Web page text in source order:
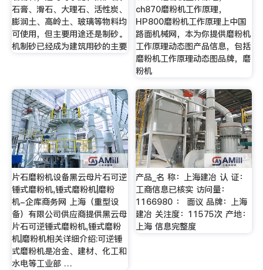
石膏、滑石、大理石、活性炭、
膨润土、高岭土、玻璃等物料均
可使用，但主要用途还是制砂。
机制砂已经成为建筑用砂的主要
ch870磨粉机工作原理，
HP800磨粉机工作原理上中国
路面机械网，本为你提供磨粉机
工作原理动态图产品信息，包括
磨粉机工作原理动态图品牌，磨
粉机
片石磨粉机设备黑云母片石可逆
锤式磨粉机,锤式磨粉机|磨粉
机-企库商务网 上海（重型设
备）有限公司供应商提供黑云母
片石可逆锤式磨粉机,锤式磨粉
机|磨粉机相关详细介绍:可逆锤
式磨粉机是冶金、建材、化工和
水电等工业部 …
产品_名 称：上海建冶 认 证：
工商信息已核实 访问量：
1166980 ： 面议 品牌：上海
建冶 关注度：11575次 产地：
上海 信息完整度